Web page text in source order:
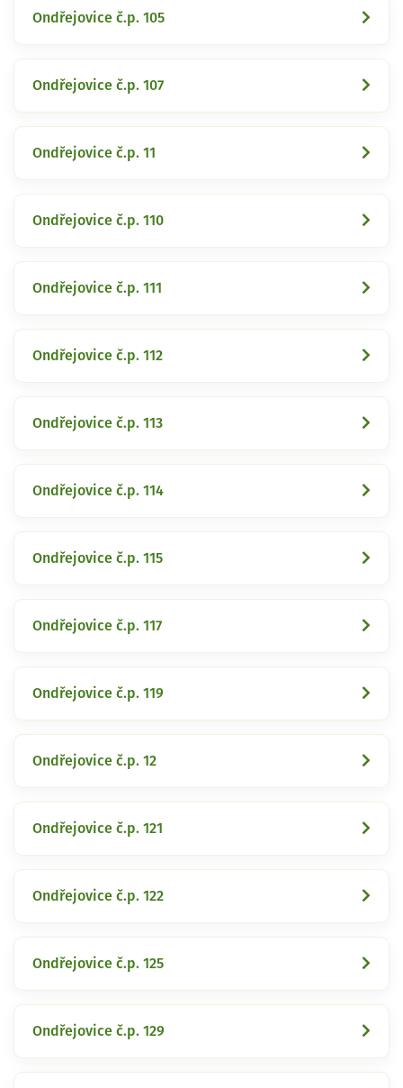
Ondřejovice č.p. 105
Ondřejovice č.p. 107
Ondřejovice č.p. 11
Ondřejovice č.p. 110
Ondřejovice č.p. 111
Ondřejovice č.p. 112
Ondřejovice č.p. 113
Ondřejovice č.p. 114
Ondřejovice č.p. 115
Ondřejovice č.p. 117
Ondřejovice č.p. 119
Ondřejovice č.p. 12
Ondřejovice č.p. 121
Ondřejovice č.p. 122
Ondřejovice č.p. 125
Ondřejovice č.p. 129